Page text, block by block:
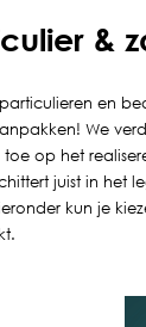
&
en
We
op het
juist in het
kun je